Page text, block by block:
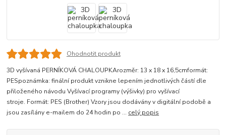
Ohodnotit produkt
3D vyšívaná PERNÍKOVÁ CHALOUPKArozměr: 13 x 18 x 16,5cmformát:
PESpoznámka: finální produkt vznikne lepením jednotlivých částí dle
přiloženého návodu Vyšívací programy (výšivky) pro vyšívací
stroje. Formát: PES (Brother) Vzory jsou dodávány v digitální podobě a
jsou zasílány e-mailem do 24 hodin po ... celý popis